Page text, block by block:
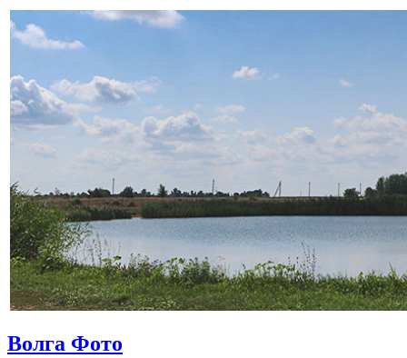
Волга Фото